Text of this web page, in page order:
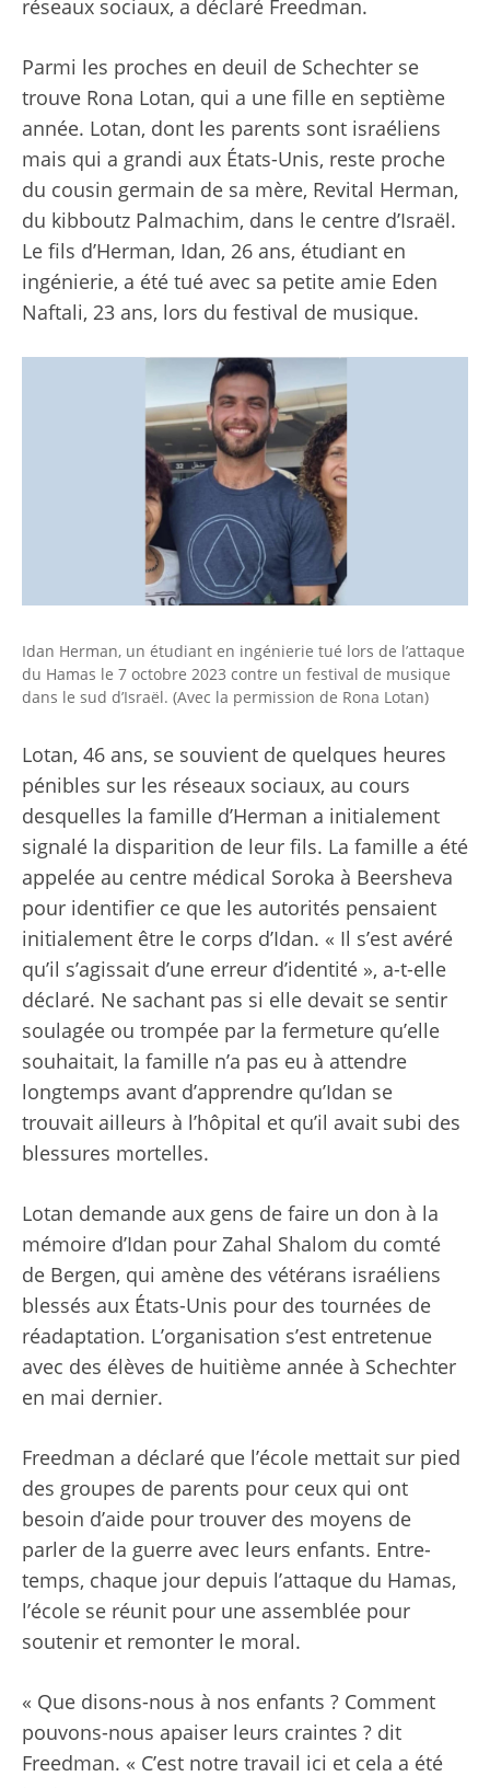
réseaux sociaux, a déclaré Freedman.
Parmi les proches en deuil de Schechter se
trouve Rona Lotan, qui a une fille en septième
année. Lotan, dont les parents sont israéliens
mais qui a grandi aux États-Unis, reste proche
du cousin germain de sa mère, Revital Herman,
du kibboutz Palmachim, dans le centre d’Israël.
Le fils d’Herman, Idan, 26 ans, étudiant en
ingénierie, a été tué avec sa petite amie Eden
Naftali, 23 ans, lors du festival de musique.
Idan Herman, un étudiant en ingénierie tué lors de l’attaque
du Hamas le 7 octobre 2023 contre un festival de musique
dans le sud d’Israël. (Avec la permission de Rona Lotan)
Lotan, 46 ans, se souvient de quelques heures
pénibles sur les réseaux sociaux, au cours
desquelles la famille d’Herman a initialement
signalé la disparition de leur fils. La famille a été
appelée au centre médical Soroka à Beersheva
pour identifier ce que les autorités pensaient
initialement être le corps d’Idan. « Il s’est avéré
qu’il s’agissait d’une erreur d’identité », a-t-elle
déclaré. Ne sachant pas si elle devait se sentir
soulagée ou trompée par la fermeture qu’elle
souhaitait, la famille n’a pas eu à attendre
longtemps avant d’apprendre qu’Idan se
trouvait ailleurs à l’hôpital et qu’il avait subi des
blessures mortelles.
Lotan demande aux gens de faire un don à la
mémoire d’Idan pour Zahal Shalom du comté
de Bergen, qui amène des vétérans israéliens
blessés aux États-Unis pour des tournées de
réadaptation. L’organisation s’est entretenue
avec des élèves de huitième année à Schechter
en mai dernier.
Freedman a déclaré que l’école mettait sur pied
des groupes de parents pour ceux qui ont
besoin d’aide pour trouver des moyens de
parler de la guerre avec leurs enfants. Entre-
temps, chaque jour depuis l’attaque du Hamas,
l’école se réunit pour une assemblée pour
soutenir et remonter le moral.
« Que disons-nous à nos enfants ? Comment
pouvons-nous apaiser leurs craintes ? dit
Freedman. « C’est notre travail ici et cela a été